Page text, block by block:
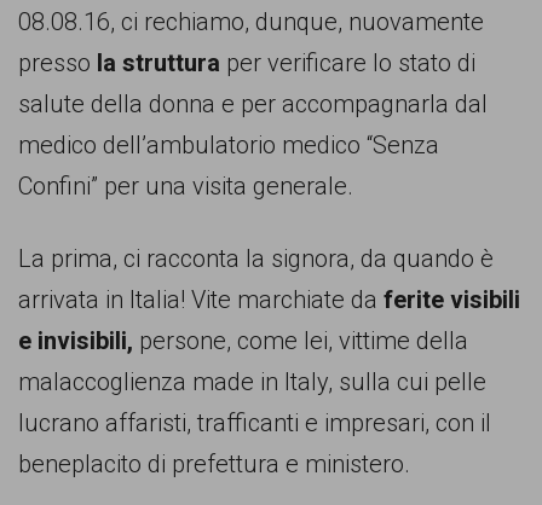
08.08.16, ci rechiamo, dunque, nuovamente
presso la struttura per verificare lo stato di
salute della donna e per accompagnarla dal
medico dell’ambulatorio medico “Senza
Confini” per una visita generale.
La prima, ci racconta la signora, da quando è
arrivata in Italia! Vite marchiate da ferite visibili
e invisibili, persone, come lei, vittime della
malaccoglienza made in Italy, sulla cui pelle
lucrano affaristi, trafficanti e impresari, con il
beneplacito di prefettura e ministero.